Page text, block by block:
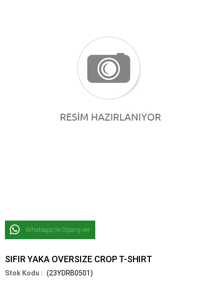
Whatsapp İle Sipariş ver
SIFIR YAKA OVERSIZE CROP T-SHIRT
(23YDRB0501)